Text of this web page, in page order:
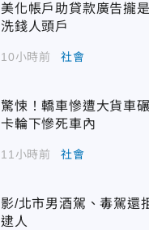
美化帳戶助貸款廣告攏
洗錢人頭戶
10小時前 社會
驚悚！轎車慘遭大貨車
卡輪下慘死車內
11小時前 社會
影/北市男酒駕、毒駕
逮人